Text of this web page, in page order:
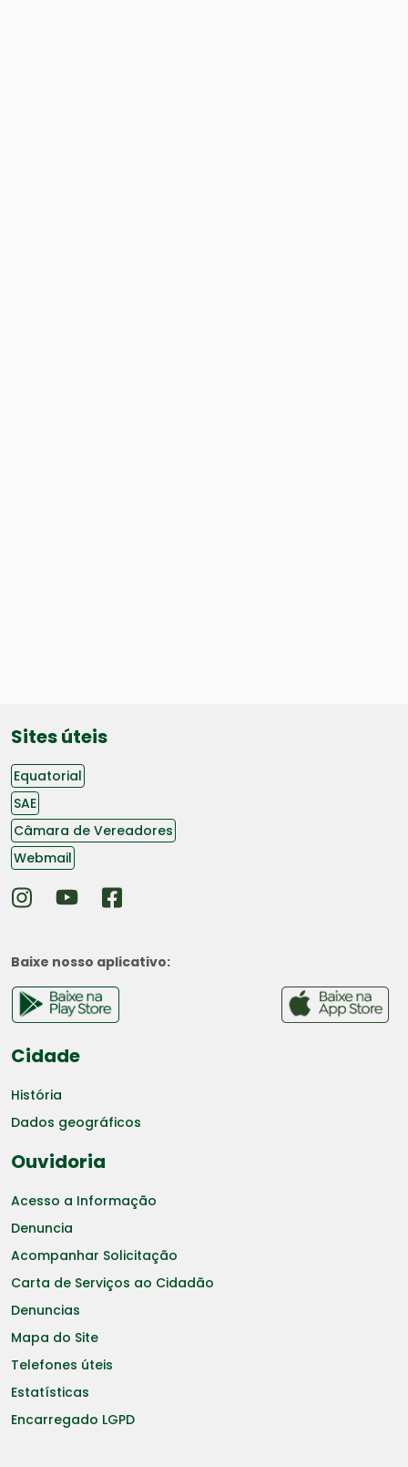
Sites úteis
Equatorial
SAE
Câmara de Vereadores
Webmail
Baixe nosso aplicativo:
Cidade
História
Dados geográficos
Ouvidoria
Acesso a Informação
Denuncia
Acompanhar Solicitação
Carta de Serviços ao Cidadão
Denuncias
Mapa do Site
Telefones úteis
Estatísticas
Encarregado LGPD